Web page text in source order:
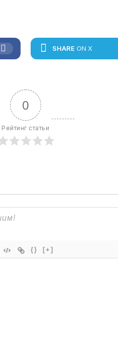
SHARE ON X
0
Рейтинг статьи
{} [+]